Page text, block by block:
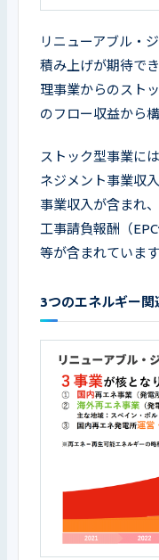
リニューアブル・
積み上げが期待で
理事業からのスト
のフロー収益から
ストック型事業に
ネジメント事業収
事業収入が含まれ
工事請負報酬（
等が含まれています
3つのエネルギー関